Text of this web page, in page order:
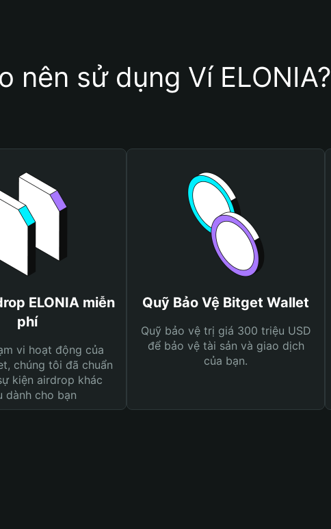
nên sử dụng Ví ELONIA?
ELONIA miễn
phí
vi hoạt động của
chúng tôi đã chuẩn
kiện airdrop khác
dành cho bạn
Quỹ Bảo Vệ Bitget Wallet
Quỹ bảo vệ trị giá 300 triệu USD
để bảo vệ tài sản và giao dịch
của bạn.